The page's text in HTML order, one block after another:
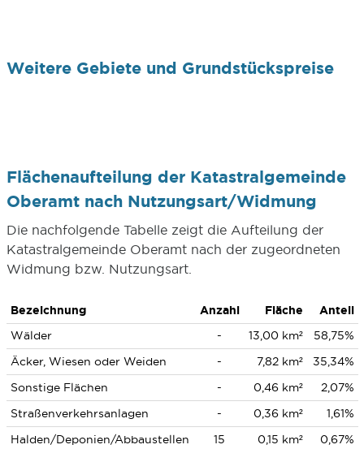
Weitere Gebiete und Grundstückspreise
Flächenaufteilung der Katastralgemeinde
Oberamt nach Nutzungsart/Widmung
Die nachfolgende Tabelle zeigt die Aufteilung der
Katastralgemeinde Oberamt nach der zugeordneten
Widmung bzw. Nutzungsart.
Bezeichnung Anzahl Fläche
Anteil
Wälder
- 13,00 km²
58,75%
Äcker, Wiesen oder Weiden
- 7,82 km²
35,34%
Sonstige Flächen
- 0,46 km²
2,07%
Straßenverkehrsanlagen
- 0,36 km²
1,61%
Halden/Deponien/Abbaustellen
15 0,15 km² 0,67%